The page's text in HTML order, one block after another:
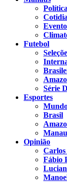
Política
Futebol
Série D
Esportes
Brasil
Opinião
Carlos
Fábio